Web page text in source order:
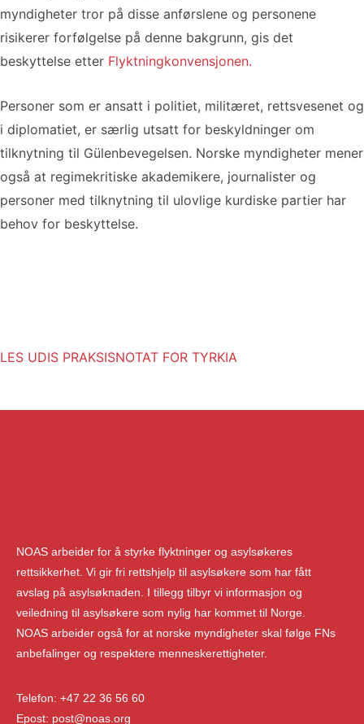
myndigheter tror på disse anførslene og personene
risikerer forfølgelse på denne bakgrunn, gis det
beskyttelse etter Flyktningkonvensjonen.
Personer som er ansatt i politiet, militæret, rettsvesenet og
i diplomatiet, er særlig utsatt for beskyldninger om
tilknytning til Gülenbevegelsen. Norske myndigheter mener
også at regimekritiske akademikere, journalister og
personer med tilknytning til ulovlige kurdiske partier har
behov for beskyttelse.
LES UDIS PRAKSISNOTAT FOR TYRKIA
NOAS arbeider for å styrke flyktninger og asylsøkeres
rettsikkerhet. Vi gir fri rettshjelp til asylsøkere som har fått
avslag på asylsøknaden. I tillegg tilbyr vi informasjon og
veiledning til asylsøkere som nylig har kommet til Norge.
NOAS arbeider også for at norske myndigheter skal følge FNs
anbefalinger og respektere menneskerettigheter.
Telefon: +47 22 36 56 60
Epost: post@noas.org